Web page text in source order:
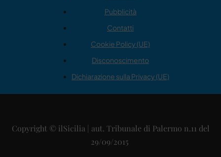
Pubblicità
Contatti
Cookie Policy (UE)
Disconoscimento
Dichiarazione sulla Privacy (UE)
Copyright © ilSicilia | aut. Tribunale di Palermo n.11 del
29/09/2015